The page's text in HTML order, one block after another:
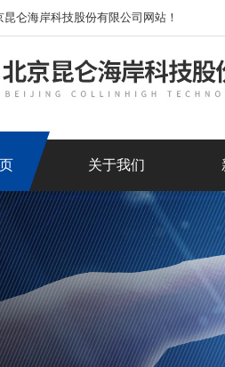
仑海岸科技股份有限公司网站！
关于我们